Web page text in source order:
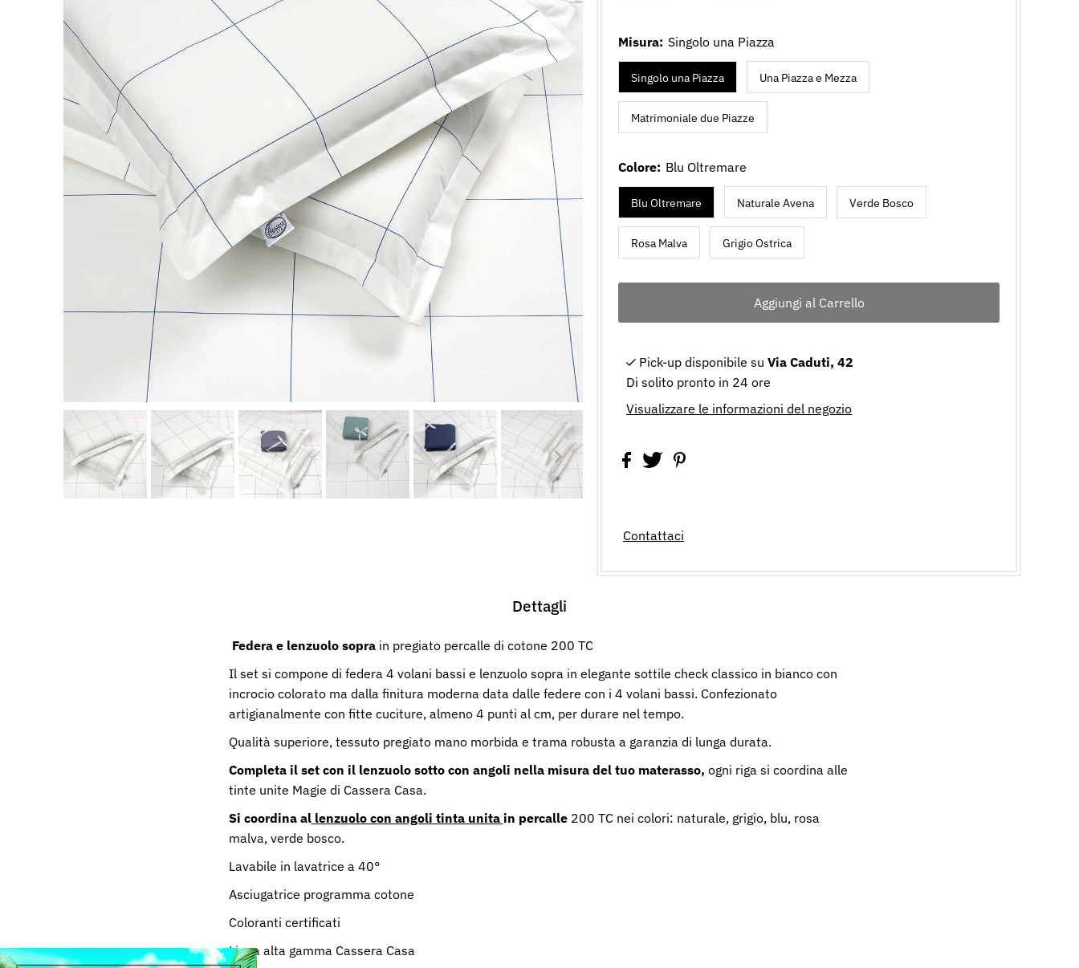
Misura: Singolo una Piazza
Singolo una Piazza Una Piazza e Mezza
Matrimoniale due Piazze
Colore: Blu Oltremare
Blu Oltremare Naturale Avena Verde Bosco
Rosa Malva Grigio Ostrica
Pick-up disponibile su Via Caduti, 42
Di solito pronto in 24 ore
Visualizzare le informazioni del negozio
Contattaci
Dettagli
Federa e lenzuolo soprain pregiato percalle di cotone 200 TC
Il set si compone di federa 4 volani bassi e lenzuolo sopra in elegante sottile check classico in bianco con
incrocio colorato ma dalla finitura moderna data dalle federe con i 4 volani bassi. Confezionato
artigianalmente con fitte cuciture, almeno 4 punti al cm, per durare nel tempo.
Qualità superiore, tessuto pregiato mano morbida e trama robusta a garanzia di lunga durata.
Completa il set con il lenzuolo sotto con angoli nella misura del tuo materasso, ogni riga si coordina alle
tinte unite Magie di Cassera Casa.
Si coordina allenzuolo con angoli tinta unita in percalle200 TC nei colori: naturale, grigio, blu, rosa
malva, verde bosco.
Lavabile in lavatrice a 40°
Asciugatrice programma cotone
Coloranti certificati
Linea alta gamma Cassera Casa